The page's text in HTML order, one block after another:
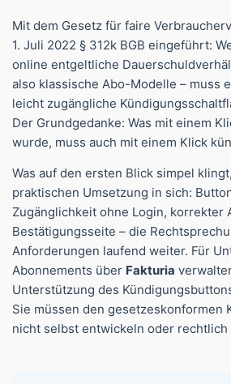
Mit dem Gesetz für faire
1. Juli 2022 § 312k BGB eingeführt:
online entgeltliche
also klassische Abo-Modelle – muss
leicht zugängliche
Der Grundgedanke: Was mit einem
wurde, muss auch mit einem Klick
Was auf den ersten Blick simpel
praktischen Umsetzung in sich:
Zugänglichkeit ohne Login, korrekter
Bestätigungsseite – die
Anforderungen laufend weiter. Für
Abonnements über Fakturia
Unterstützung des
Sie müssen den gesetzeskonformen
nicht selbst entwickeln oder rechtlich